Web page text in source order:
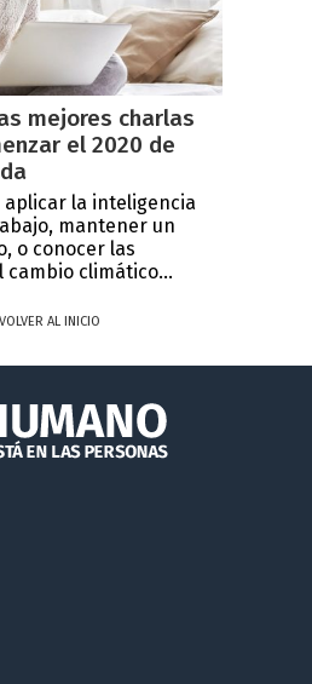
mejores charlas
el 2020 de
aplicar la inteligencia
mantener un
o conocer las
cambio climático...
VOLVER AL INICIO